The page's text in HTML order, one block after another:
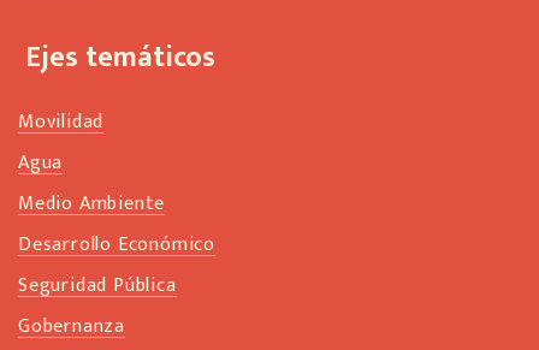
Ejes temáticos
Movilidad
Agua
Medio Ambiente
Desarrollo Económico
Seguridad Pública
Gobernanza